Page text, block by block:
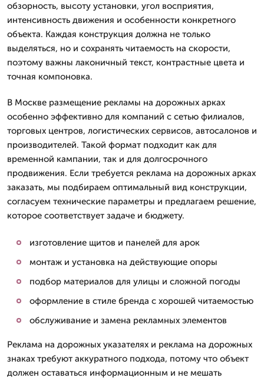
обзорность, высоту установки, угол восприятия,
интенсивность движения и особенности конкретного
объекта. Каждая конструкция должна не только
выделяться, но и сохранять читаемость на скорости,
поэтому важны лаконичный текст, контрастные цвета и
точная компоновка.
В Москве размещение рекламы на дорожных арках
особенно эффективно для компаний с сетью филиалов,
торговых центров, логистических сервисов, автосалонов и
производителей. Такой формат подходит как для
временной кампании, так и для долгосрочного
продвижения. Если требуется реклама на дорожных арках
заказать, мы подбираем оптимальный вид конструкции,
согласуем технические параметры и предлагаем решение,
которое соответствует задаче и бюджету.
изготовление щитов и панелей для арок
монтаж и установка на действующие опоры
подбор материалов для улицы и сложной погоды
оформление в стиле бренда с хорошей читаемостью
обслуживание и замена рекламных элементов
Реклама на дорожных указателях и реклама на дорожных
знаках требуют аккуратного подхода, потому что объект
должен оставаться информационным и не мешать